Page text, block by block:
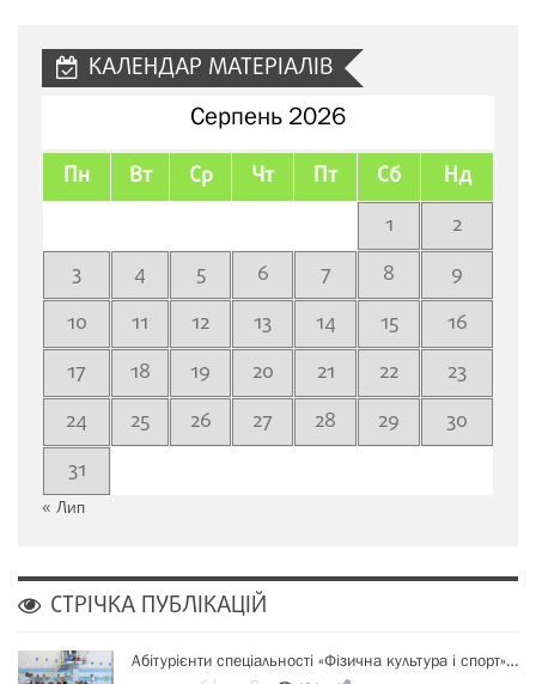
КАЛЕНДАР МАТЕРІАЛІВ
Серпень 2026
Пн Вт Ср Чт Пт Сб Нд
1
2
3
4 5 6 7 8
9
10
11 12 13 14 15
16
17
18 19 20 21 22
23
24
25 26 27 28 29
30
31
« Лип
СТРІЧКА ПУБЛІКАЦІЙ
Абітурієнти спеціальності «Фізична культура і спорт»…